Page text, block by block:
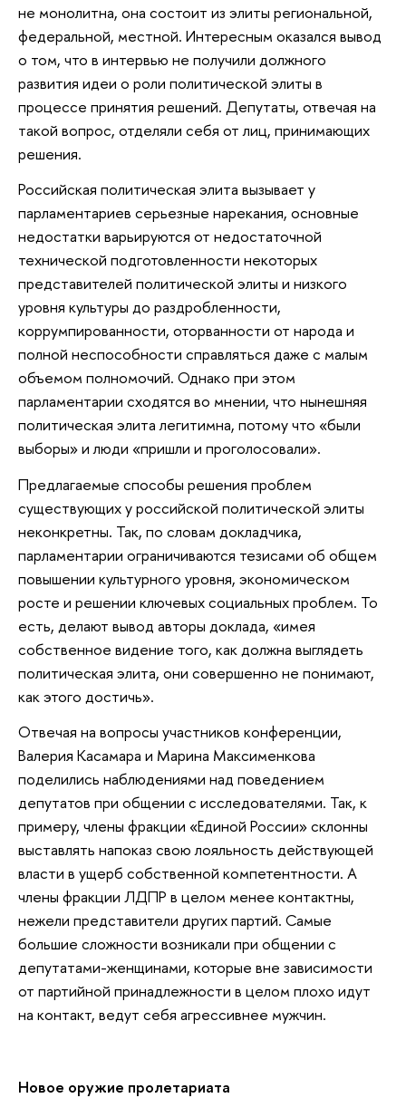
не монолитна, она состоит из элиты региональной,
федеральной, местной. Интересным оказался вывод
о том, что в интервью не получили должного
развития идеи о роли политической элиты в
процессе принятия решений. Депутаты, отвечая на
такой вопрос, отделяли себя от лиц, принимающих
решения.
Российская политическая элита вызывает у
парламентариев серьезные нарекания, основные
недостатки варьируются от недостаточной
технической подготовленности некоторых
представителей политической элиты и низкого
уровня культуры до раздробленности,
коррумпированности, оторванности от народа и
полной неспособности справляться даже с малым
объемом полномочий. Однако при этом
парламентарии сходятся во мнении, что нынешняя
политическая элита легитимна, потому что «были
выборы» и люди «пришли и проголосовали».
Предлагаемые способы решения проблем
существующих у российской политической элиты
неконкретны. Так, по словам докладчика,
парламентарии ограничиваются тезисами об общем
повышении культурного уровня, экономическом
росте и решении ключевых социальных проблем. То
есть, делают вывод авторы доклада, «имея
собственное видение того, как должна выглядеть
политическая элита, они совершенно не понимают,
как этого достичь».
Отвечая на вопросы участников конференции,
Валерия Касамара и Марина Максименкова
поделились наблюдениями над поведением
депутатов при общении с исследователями. Так, к
примеру, члены фракции «Единой России» склонны
выставлять напоказ свою лояльность действующей
власти в ущерб собственной компетентности. А
члены фракции ЛДПР в целом менее контактны,
нежели представители других партий. Самые
большие сложности возникали при общении с
депутатами-женщинами, которые вне зависимости
от партийной принадлежности в целом плохо идут
на контакт, ведут себя агрессивнее мужчин.
Новое оружие пролетариата